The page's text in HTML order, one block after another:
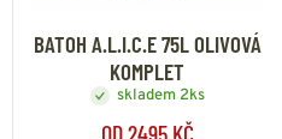
BATOH A.L.I.C.E 75L OLIVOVÁ
KOMPLET
skladem 2ks